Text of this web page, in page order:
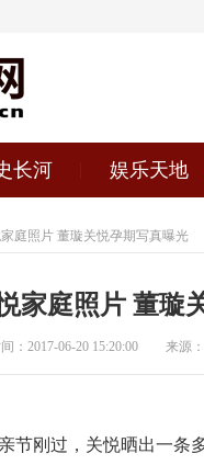
长河 娱乐天地
庭照片 董璇关悦孕期写真曝光
家庭照片 董璇
：2017-06-20 15:20:00 来源
节刚过，关悦晒出一